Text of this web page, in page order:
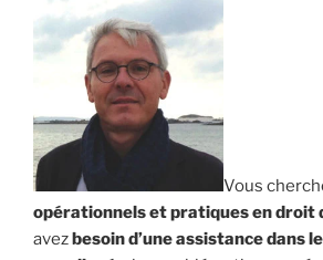
Vous
opérationnels et pratiques en droit
avezbesoin d’une assistance dans